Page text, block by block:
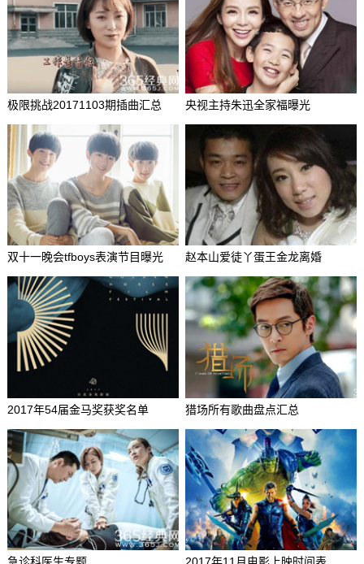
极限挑战20171103期插曲汇总 央视主持朱迅全家福曝光
双十一晚会tfboys表演节目曝光 赵本山爱徒丫蛋王金龙离婚
2017年54届金马奖获奖名单 猎场所有歌曲盘点汇总
急诊科医生专题 2017年11月电影上映时间表